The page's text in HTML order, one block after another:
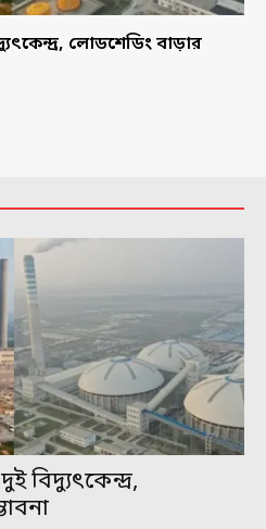
লোডশেডিং বাড়ার
বিদ্যুৎকেন্দ্র,